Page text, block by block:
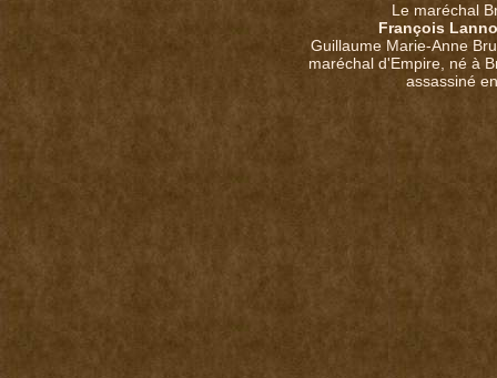
Le maréchal
François Lanno
Guillaume Marie-Anne
maréchal d'Empire, né à
assassiné